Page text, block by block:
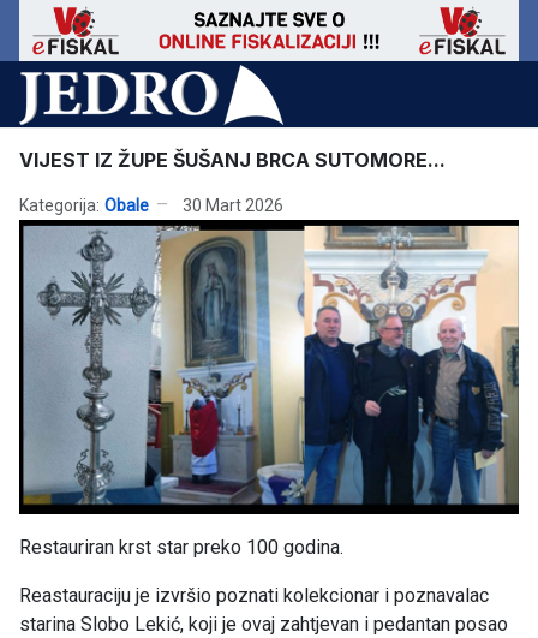
VIJEST IZ ŽUPE ŠUŠANJ BRCA SUTOMORE...
Kategorija: Obale 30 Mart 2026
Restauriran krst star preko 100 godina.
Reastauraciju je izvršio poznati kolekcionar i poznavalac
starina Slobo Lekić, koji je ovaj zahtjevan i pedantan posao